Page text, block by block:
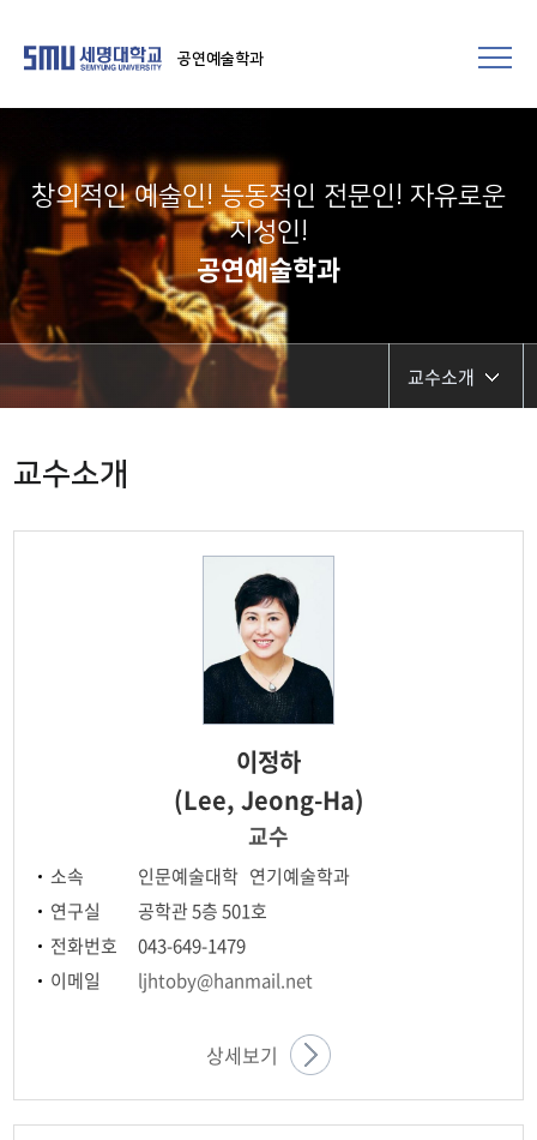
공연예술학과
창의적인 예술인! 능동적인 전문인! 자유로운
지성인!
공연예술학과
교수소개
교수소개
이정하
(Lee, Jeong-Ha)
교수
소속
인문예술대학 연기예술학과
연구실
공학관 5층 501호
전화번호
043-649-1479
이메일
ljhtoby@hanmail.net
상세보기